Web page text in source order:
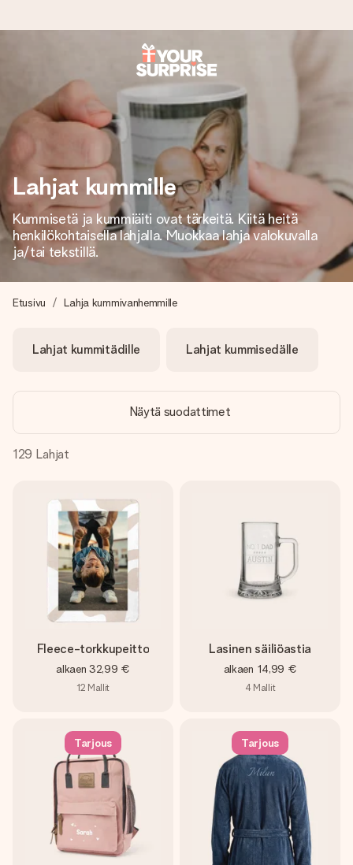
Tilaa tänään, lähetys 1 arkipäivässä
Valmistamme lahjasi huolella ja lähetämme sen hetkessä,
jotta voit antaa sen juuri oikeaan aikaan, kun sillä on eniten
4,8 (+15 000 arvostelun perusteella)
Lahjamme inspiroivat. Asiakkaiden arvosana on 4,8 Google
Reviewsissä.
Tilaa tänään – personoitu lahja valmistuu ja lähtee matkaan
nopeammin kuin ehdit sanoa “yllätys!”
Lahjat kummille
Kummisetä ja kummiäiti ovat tärkeitä. Kiitä heitä
henkilökohtaisella lahjalla. Muokkaa lahja valokuvalla
ja/tai tekstillä.
Etusivu Lahja kummivanhemmille
Lahjat kummitädille Lahjat kummisedälle
Näytä suodattimet
129 Lahjat
Fleece-torkkupeitto
alkaen 32,99 €
12 Mallit
Lasinen säiliöastia
alkaen 14,99 €
4 Mallit
Tarjous Tarjous